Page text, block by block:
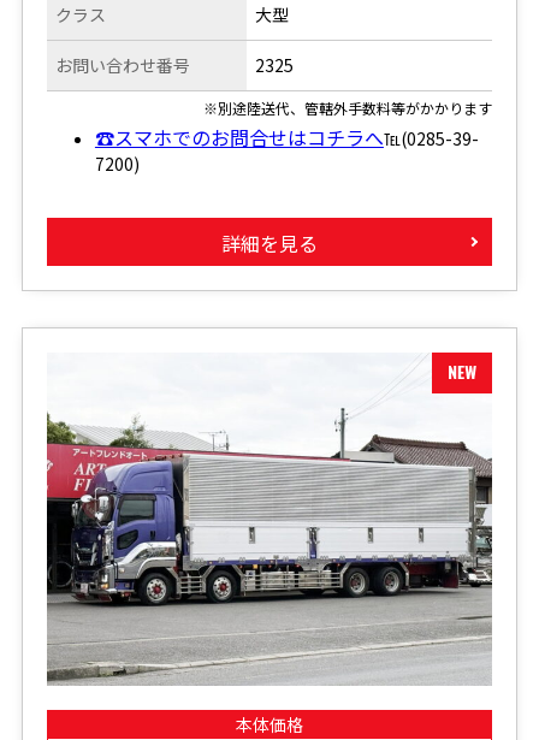
クラス
お問い合わせ番号
大型
2325
※別途陸送代、管轄外手数料等がかかります
☎スマホでのお問合せはコチラへ℡(0285-39-
7200)
詳細を見る
本体価格